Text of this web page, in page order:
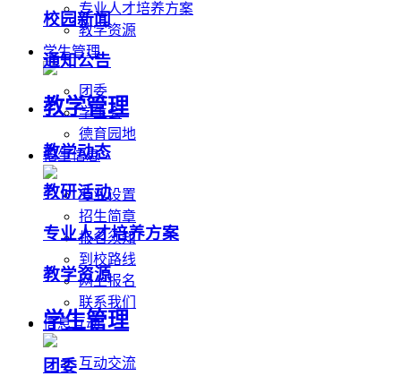
专业人才培养方案
教学资源
学生管理
团委
学生会
德育园地
招生信息
专业设置
招生简章
报名须知
到校路线
网上报名
联系我们
信息互动
互动交流
校园新闻
通知公告
教学管理
教学动态
教研活动
专业人才培养方案
教学资源
学生管理
团委